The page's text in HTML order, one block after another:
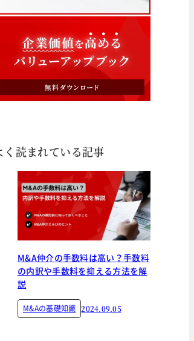
く読まれている記事
M&A仲介の手数料は高い？手数料
の内訳や手数料を抑える方法を解
説
M&Aの基礎知識 2024.09.05